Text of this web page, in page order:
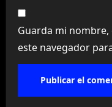
Guarda mi
este navegador